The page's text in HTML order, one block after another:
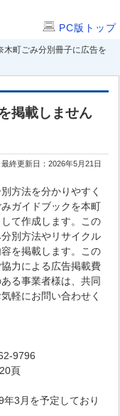
PC版トップ
木町ごみ分別冊子に広告を
掲載しません
最終更新日：2026年5月21日
方法を分かりやすく
ガイドブックを本町
て作成します。この
別方法やリサイクル
を掲載します。この
力による広告掲載費
る事業者様は、共同
軽にお問い合わせく
9796
頁
3月を予定しており